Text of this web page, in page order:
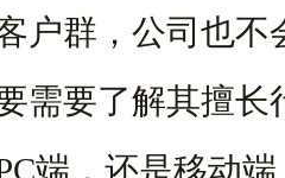
户群，公司也
需要了解其擅
端，还是移动